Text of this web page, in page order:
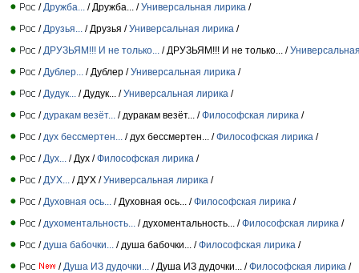
/ Дружба... / Дружба... /Универсальная лирика /
/ Друзья... / Друзья /Универсальная лирика /
/ ДРУЗЬЯМ!!! И не только... / ДРУЗЬЯМ!!! И не только... /
/ Дублер... / Дублер /Универсальная лирика /
/ Дудук... / Дудук... /Универсальная лирика /
/ дуракам везёт... / дуракам везёт... /Философская лирика /
/ дух бессмертен... / дух бессмертен... /Философская лирика /
/ Дух... / Дух /Философская лирика /
/ ДУХ... / ДУХ /Универсальная лирика /
/ Духовная ось... / Духовная ось... /Философская лирика /
/ духоментальность... / духоментальность... /Философская лирика /
/ душа бабочки... / душа бабочки... /Философская лирика /
/ Душа ИЗ дудочки... / Душа ИЗ дудочки... /Философская лирика /